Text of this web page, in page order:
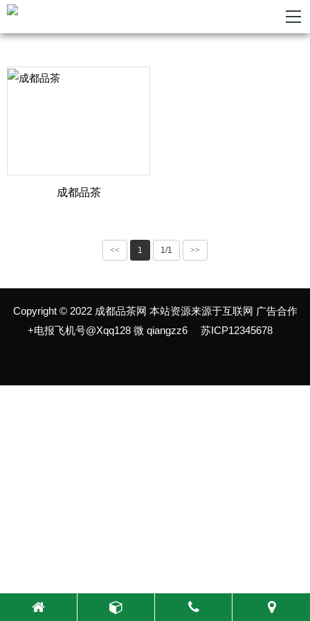
成都品茶
<< 1 1/1 >>
Copyright © 2022 成都品茶网 本站资源来源于互联网 广告合作
+电报飞机号@Xqq128 微 qiangzz6
苏ICP12345678